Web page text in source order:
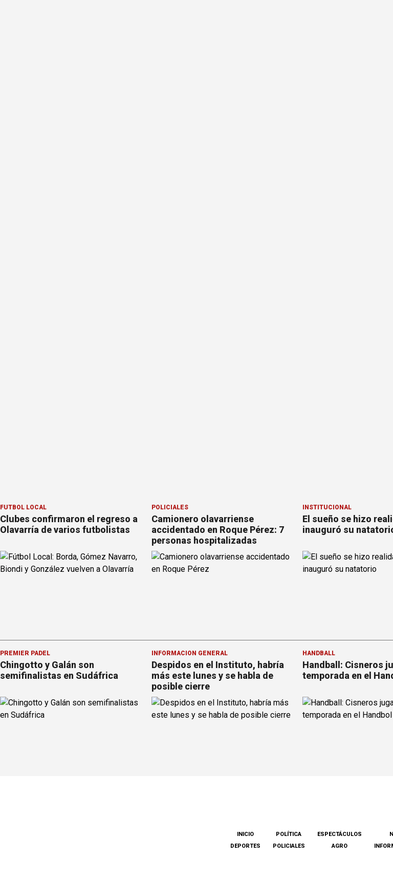
FÚTBOL LOCAL
Clubes confirmaron el regreso a
Olavarría de varios futbolistas
POLICIALES
Camionero olavarriense
accidentado en Roque Pérez: 7
personas hospitalizadas
INSTITUCIONAL
El sueño se hizo
inauguró su
PREMIER PÁDEL
Chingotto y Galán son
semifinalistas en Sudáfrica
INFORMACION GENERAL
Despidos en el Instituto, habría
más este lunes y se habla de
posible cierre
HANDBALL
Handball: Cisneros
temporada en el
INICIO
DEPORTES
POLÍTICA
POLICIALES
ESPECTÁCULOS
AGRO